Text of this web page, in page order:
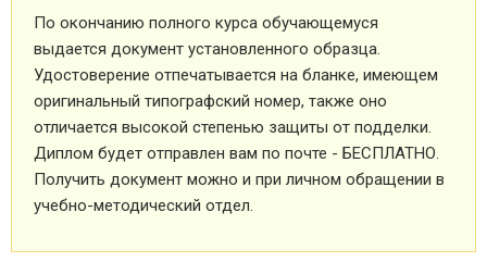
По окончанию полного курса обучающемуся
выдается документ установленного образца.
Удостоверение отпечатывается на бланке, имеющем
оригинальный типографский номер, также оно
отличается высокой степенью защиты от подделки.
Диплом будет отправлен вам по почте - БЕСПЛАТНО.
Получить документ можно и при личном обращении в
учебно-методический отдел.